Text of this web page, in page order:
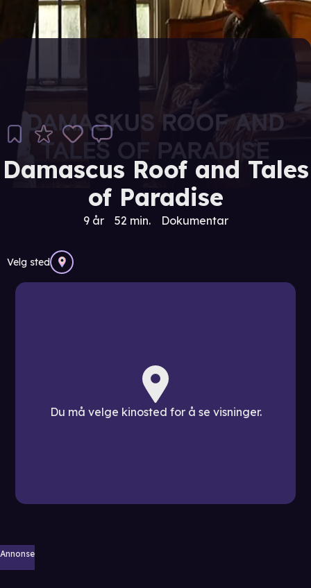
Damascus Roof and Tales
of Paradise
9 år 52 min. Dokumentar
Velg sted
Du må velge kinosted for å se visninger.
Annonse